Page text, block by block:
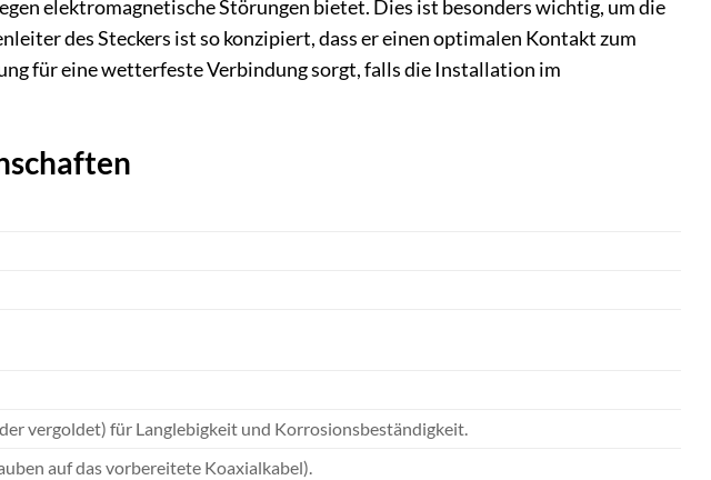
elektromagnetische Störungen bietet. Dies ist besonders wichtig, um die
des Steckers ist so konzipiert, dass er einen optimalen Kontakt zum
für eine wetterfeste Verbindung sorgt, falls die Installation im
vergoldet) für Langlebigkeit und Korrosionsbeständigkeit.
auf das vorbereitete Koaxialkabel).